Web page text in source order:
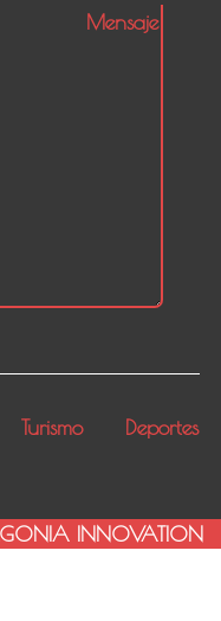
Turismo
Deportes
INNOVATION